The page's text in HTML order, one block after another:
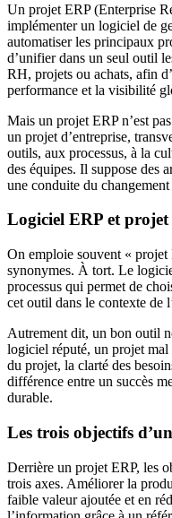
Un projet ERP (Enterprise
implémenter un logiciel de
automatiser les principaux
d’unifier dans un seul outil
RH, projets ou achats, afin
performance et la visibilité
Mais un projet ERP n’est
un projet d’entreprise,
outils, aux processus, à la
des équipes. Il suppose des
une conduite du
Logiciel ERP et
On emploie souvent «
synonymes. À tort. Le
processus qui permet de
cet outil dans le contexte de
Autrement dit, un bon outil
logiciel réputé, un projet mal
du projet, la clarté des
différence entre un succès
durable.
Les trois objectifs
Derrière un projet ERP, les
trois axes. Améliorer la
faible valeur ajoutée et en